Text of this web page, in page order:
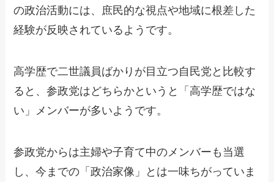
の政治活動には、庶民的な視点や地域に根差した
経験が反映されているようです。
高学歴で二世議員ばかりが目立つ自民党と比較す
ると、参政党はどちらかというと「高学歴ではな
い」メンバーが多いようです。
参政党からは主婦や子育て中のメンバーも当選
し、今までの「政治家像」とは一味ちがっていま